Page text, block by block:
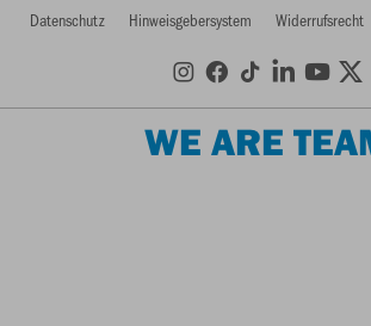
Datenschutz Hinweisgebersystem Widerrufsrecht
WE ARE